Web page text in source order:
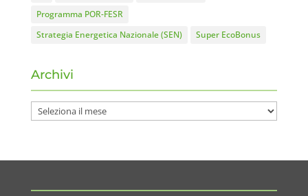
Programma POR-FESR
Strategia Energetica Nazionale (SEN)
Super EcoBonus
Archivi
Archivi